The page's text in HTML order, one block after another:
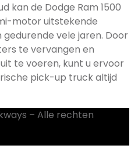
kan de Dodge Ram 1500
motor uitstekende
vele jaren. Door
te vervangen en
te voeren, kunt u ervoor
pick-up truck altijd
– Alle rechten